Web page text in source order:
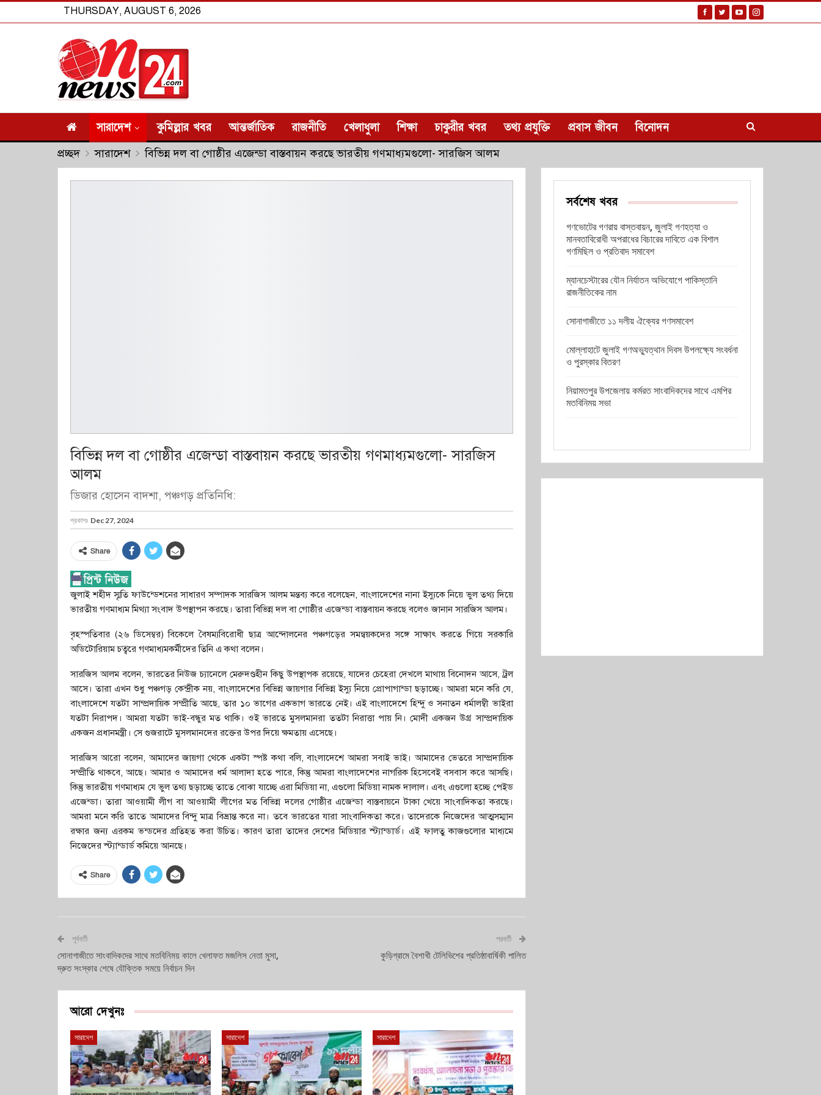
THURSDAY, AUGUST 6, 2026
সারাদেশ কুমিল্লার খবর আন্তর্জাতিক রাজনীতি খেলাধুলা শিক্ষা চাকুরীর খবর তথ্য প্রযুক্তি প্রবাস জীবন বিনোদন
প্রচ্ছদ সারাদেশ বিভিন্ন দল বা গোষ্ঠীর এজেন্ডা বাস্তবায়ন করছে ভারতীয় গণমাধ্যমগুলো- সারজিস আলম
বিভিন্ন দল বা গোষ্ঠীর এজেন্ডা বাস্তবায়ন করছে ভারতীয় গণমাধ্যমগুলো- সারজিস
আলম
ডিজার হোসেন বাদশা, পঞ্চগড় প্রতিনিধি:
প্রকাশঃ Dec 27, 2024
Share
জুলাই শহীদ স্মৃতি ফাউন্ডেশনের সাধারণ সম্পাদক সারজিস আলম মন্তব্য করে বলেছেন, বাংলাদেশের নানা ইস্যুকে নিয়ে ভুল তথ্য দিয়ে
ভারতীয় গণমাধ্যম মিথ্যা সংবাদ উপস্থাপন করছে। তারা বিভিন্ন দল বা গোষ্ঠীর এজেন্ডা বাস্তবায়ন করছে বলেও জানান সারজিস আলম।
বৃহস্পতিবার (২৬ ডিসেম্বর) বিকেলে বৈষম্যবিরোধী ছাত্র আন্দোলনের পঞ্চগড়ের সমন্বয়কদের সঙ্গে সাক্ষাৎ করতে গিয়ে সরকারি
অডিটোরিয়াম চত্বরে গণমাধ্যমকর্মীদের তিনি এ কথা বলেন।
সারজিস আলম বলেন, ভারতের নিউজ চ্যানেলে মেরুদণ্ডহীন কিছু উপস্থাপক রয়েছে, যাদের চেহেরা দেখলে মাথায় বিনোদন আসে, ট্রল
আসে। তারা এখন শুধু পঞ্চগড় কেন্দ্রীক নয়, বাংলাদেশের বিভিন্ন জায়গার বিভিন্ন ইস্যু নিয়ে প্রোপাগান্ডা ছড়াচ্ছে। আমরা মনে করি যে,
বাংলাদেশে যতটা সাম্প্রদায়িক সম্প্রীতি আছে, তার ১০ ভাগের একভাগ ভারতে নেই। এই বাংলাদেশে হিন্দু ও সনাতন ধর্মালম্বী ভাইরা
যতটা নিরাপদ। আমরা যতটা ভাই-বন্ধুর মত থাকি। ওই ভারতে মুসলমানরা ততটা নিরাত্তা পায় নি। মোদী একজন উগ্র সাম্প্রদায়িক
একজন প্রধানমন্ত্রী। সে গুজরাটে মুসলমানদের রক্তের উপর দিয়ে ক্ষমতায় এসেছে।
সারজিস আরো বলেন, আমাদের জায়গা থেকে একটা স্পষ্ট কথা বলি, বাংলাদেশে আমরা সবাই ভাই। আমাদের ভেতরে সাম্প্রদায়িক
সম্প্রীতি থাকবে, আছে। আমার ও আমাদের ধর্ম আলাদা হতে পারে, কিন্তু আমরা বাংলাদেশের নাগরিক হিসেবেই বসবাস করে আসছি।
কিন্তু ভারতীয় গণমাধ্যম যে ভুল তথ্য ছড়াচ্ছে তাতে বোঝা যাচ্ছে এরা মিডিয়া না, এগুলো মিডিয়া নামক দালাল। এবং এগুলো হচ্ছে পেইড
এজেন্ডা। তারা আওয়ামী লীগ বা আওয়ামী লীগের মত বিভিন্ন দলের গোষ্ঠীর এজেন্ডা বাস্তবায়নে টাকা খেয়ে সাংবাদিকতা করছে।
আমরা মনে করি তাতে আমাদের বিন্দু মাত্র বিভ্রান্ত করে না। তবে ভারতের যারা সাংবাদিকতা করে। তাদেরকে নিজেদের আত্মসম্মান
রক্ষার জন্য এরকম ভন্ডদের প্রতিহত করা উচিত। কারণ তারা তাদের দেশের মিডিয়ার স্ট্যান্ডার্ড। এই ফালতু কাজগুলোর মাধ্যমে
নিজেদের স্ট্যান্ডার্ড কমিয়ে আনছে।
Share
পূর্ববর্তী
সোনাগাজীতে সাংবাদিকদের সাথে মতবিনিময় কালে খেলাফত মজলিস নেতা মুসা,
দ্রুত সংস্কার শেষে যৌক্তিক সময়ে নির্বাচন দিন
পরবর্তী
কুড়িগ্রামে বৈশাখী টেলিভিশের প্রতিষ্ঠাবার্ষিকী পালিত
আরো দেখুনঃ
সারাদেশ সারাদেশ সারাদেশ
সর্বশেষ খবর
গণভোটের গণরায় বাস্তবায়ন, জুলাই গণহত্যা ও
মানবতাবিরোধী অপরাধের বিচারের দাবিতে এক বিশাল
গণমিছিল ও প্রতিবাদ সমাবেশ
ম্যানচেস্টারের যৌন নির্যাতন অভিযোগে পাকিস্তানি
রাজনীতিকের নাম
সোনাগাজীতে ১১ দলীয় ঐক্যের গণসমাবেশ
মোল্লাহাটে জুলাই গণঅভ্যুত্থান দিবস উপলক্ষ্যে সংবর্ধনা
ও পুরস্কার বিতরণ
নিয়ামতপুর উপজেলায় কর্মরত সাংবাদিকদের সাথে এমপির
মতবিনিময় সভা